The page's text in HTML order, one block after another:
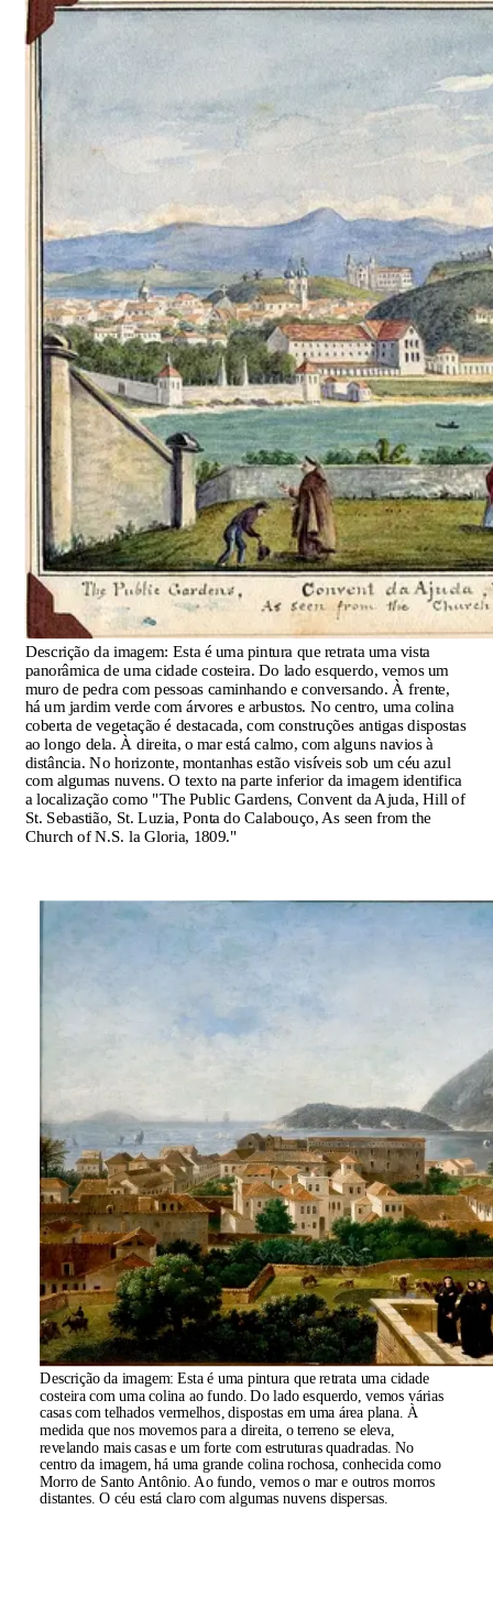
Descrição da imagem: Esta é uma pintura que retrata uma vista
panorâmica de uma cidade costeira. Do lado esquerdo, vemos um
muro de pedra com pessoas caminhando e conversando. À frente,
há um jardim verde com árvores e arbustos. No centro, uma colina
coberta de vegetação é destacada, com construções antigas dispostas
ao longo dela. À direita, o mar está calmo, com alguns navios à
distância. No horizonte, montanhas estão visíveis sob um céu azul
com algumas nuvens. O texto na parte inferior da imagem identifica
a localização como "The Public Gardens, Convent da Ajuda, Hill of
St. Sebastião, St. Luzia, Ponta do Calabouço, As seen from the
Church of N.S. la Gloria, 1809."
Descrição da imagem:Esta é uma pintura que retrata uma cidade
costeira com uma colina ao fundo. Do lado esquerdo, vemos várias
casas com telhados vermelhos, dispostas em uma área plana. À
medida que nos movemos para a direita, o terreno se eleva,
revelando mais casas e um forte com estruturas quadradas. No
centro da imagem, há uma grande colina rochosa, conhecida como
Morro de Santo Antônio. Ao fundo, vemos o mar e outros morros
distantes. O céu está claro com algumas nuvens dispersas.